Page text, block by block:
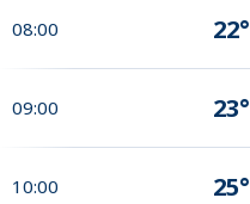
08:00 22°
09:00 23°
10:00 25°